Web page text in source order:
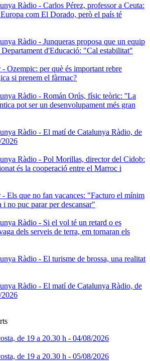
Ràdio - Carlos Pérez, professor a Ceuta:
com El Dorado, però el país té
Ràdio - Junqueras proposa que un equip
d'Educació: "Cal estabilitat"
- Ozempic: per què és important rebre
si prenem el fàrmac?
Ràdio - Román Orús, físic teòric: ''La
pot ser un desenvolupament més gran
Ràdio - El matí de Catalunya Ràdio, de
Ràdio - Pol Morillas, director del Cidob:
és la cooperació entre el Marroc i
- Els que no fan vacances: "Facturo el mínim
i no puc parar per descansar"
Ràdio - Si el vol té un retard o es
dels serveis de terra, em tornaran els
Ràdio - El turisme de brossa, una realitat
Ràdio - El matí de Catalunya Ràdio, de
de 19 a 20.30 h - 04/08/2026
de 19 a 20.30 h - 05/08/2026